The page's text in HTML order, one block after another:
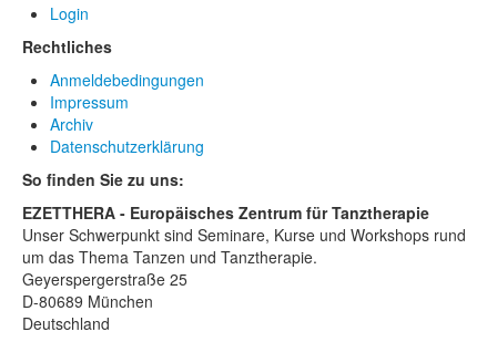
Login
Rechtliches
Anmeldebedingungen
Impressum
Archiv
Datenschutzerklärung
So finden Sie zu uns:
EZETTHERA - Europäisches Zentrum für Tanztherapie
Unser Schwerpunkt sind Seminare, Kurse und Workshops rund
um das Thema Tanzen und Tanztherapie.
Geyerspergerstraße 25
D-80689 München
Deutschland